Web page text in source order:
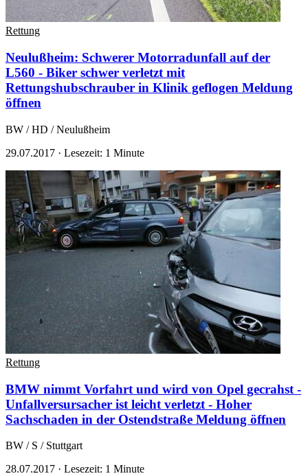
Rettung
Neulußheim: Schwerer Motorradunfall auf der
L560 - Biker schwer verletzt mit
Rettungshubschrauber in Klinik geflogen Meldung
öffnen
BW / HD / Neulußheim
29.07.2017 · Lesezeit: 1 Minute
Rettung
BMW nimmt Vorfahrt und wird von Opel gecrahst -
Unfallversursacher ist leicht verletzt - Hoher
Sachschaden in der Ostendstraße Meldung öffnen
BW / S / Stuttgart
28.07.2017 · Lesezeit: 1 Minute